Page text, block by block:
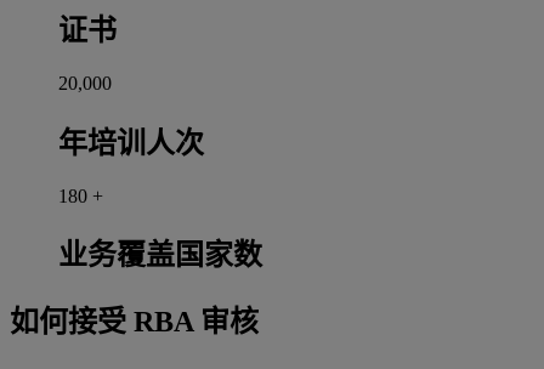
证书
20,000
年培训人次
180 +
业务覆盖国家数
如何接受 RBA 审核